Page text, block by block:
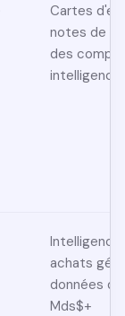
Cartes
notes de
des
achats
données
Mds$+